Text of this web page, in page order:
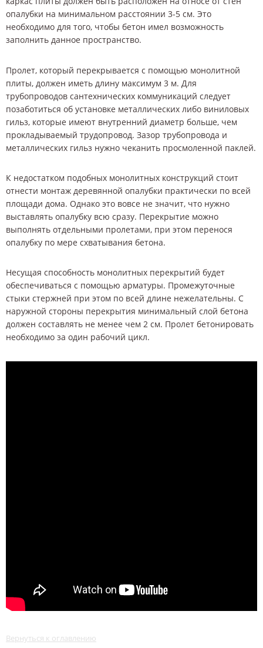
опалубки на минимальном расстоянии 3-5 см. Это
необходимо для того, чтобы бетон имел возможность
заполнить данное пространство.
Пролет, который перекрывается с помощью монолитной
плиты, должен иметь длину максимум 3 м. Для
трубопроводов сантехнических коммуникаций следует
позаботиться об установке металлических либо виниловых
гильз, которые имеют внутренний диаметр больше, чем
прокладываемый трудопровод. Зазор трубопровода и
металлических гильз нужно чеканить просмоленной паклей.
К недостатком подобных монолитных конструкций стоит
отнести монтаж деревянной опалубки практически по всей
площади дома. Однако это вовсе не значит, что нужно
выставлять опалубку всю сразу. Перекрытие можно
выполнять отдельными пролетами, при этом перенося
опалубку по мере схватывания бетона.
Несущая способность монолитных перекрытий будет
обеспечиваться с помощью арматуры. Промежуточные
стыки стержней при этом по всей длине нежелательны. С
наружной стороны перекрытия минимальный слой бетона
должен составлять не менее чем 2 см. Пролет бетонировать
необходимо за один рабочий цикл.
Вернуться к оглавлению